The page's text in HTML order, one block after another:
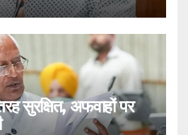
सुरक्षित, अफवाहों पर